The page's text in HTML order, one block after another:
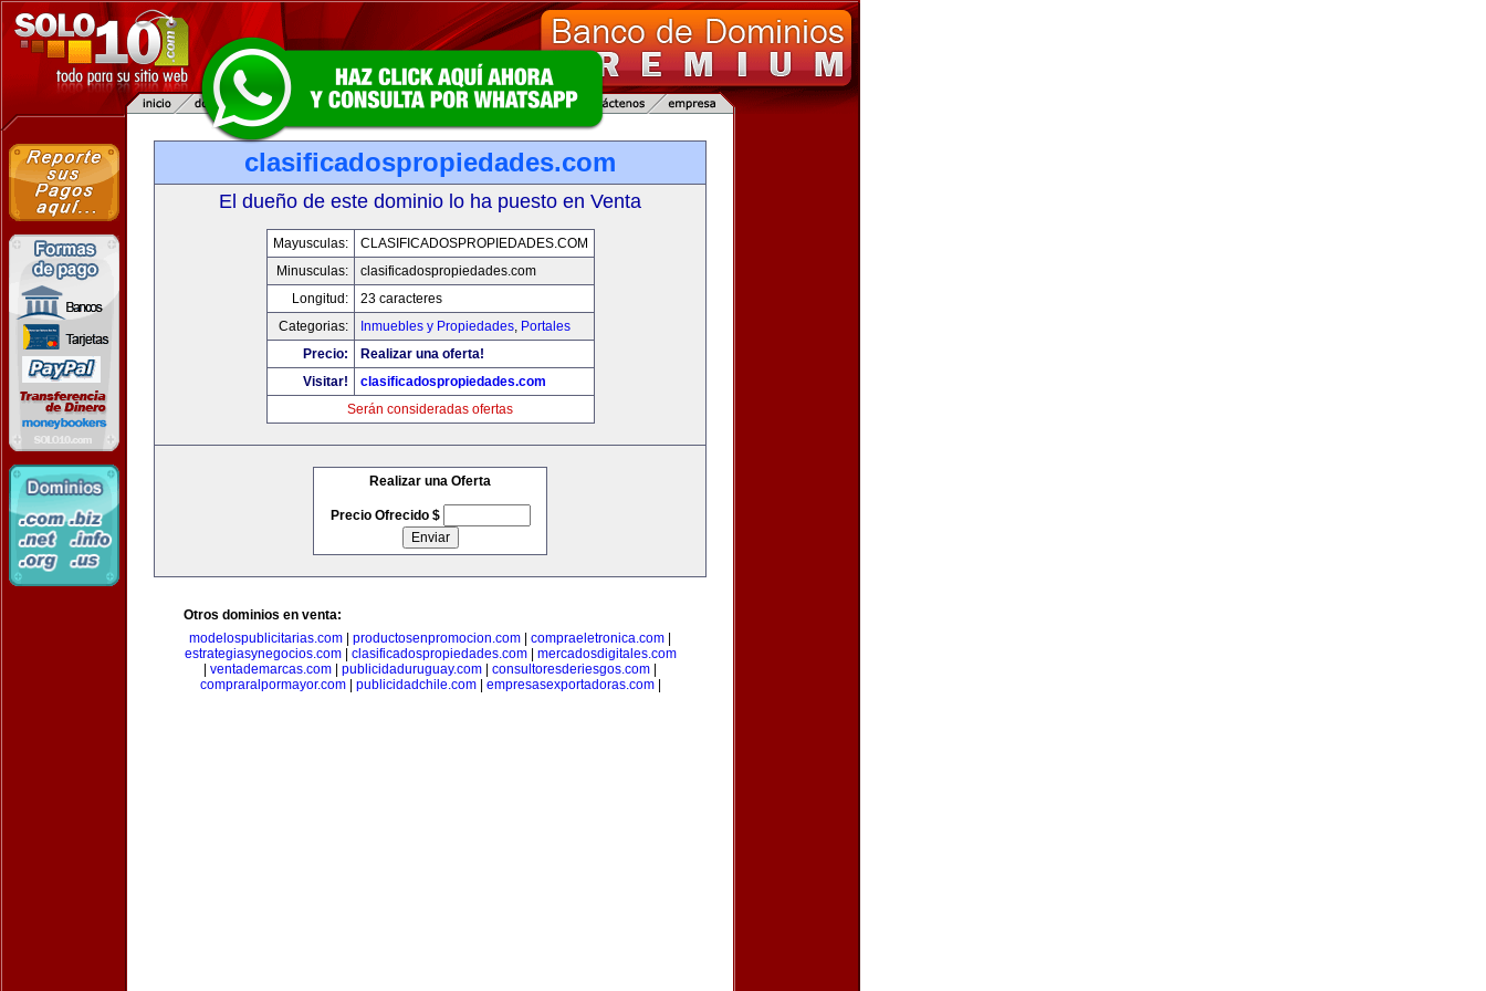
clasificadospropiedades.com
El dueño de este dominio lo ha puesto en Venta
Mayusculas:
CLASIFICADOSPROPIEDADES.COM
Minusculas:
clasificadospropiedades.com
Longitud:
23 caracteres
Categorias:
Inmuebles y Propiedades, Portales
Precio:
Realizar una oferta!
Visitar!
clasificadospropiedades.com
Serán consideradas ofertas
Realizar una Oferta
Precio Ofrecido $
Otros dominios en venta:
modelospublicitarias.com
productosenpromocion.com compraeletronica.com
estrategiasynegocios.com| clasificadospropiedades.com| mercadosdigitales.com
ventademarcas.com publicidaduruguay.com consultoresderiesgos.com
compraralpormayor.com| publicidadchile.com| empresasexportadoras.com|